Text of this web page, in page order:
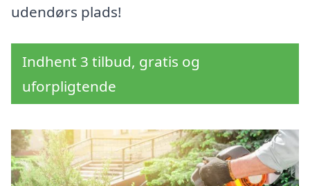
udendørs plads!
Indhent 3 tilbud, gratis og
uforpligtende